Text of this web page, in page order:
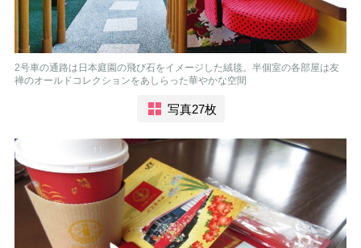
2号車の通路は日本庭園の飛び石をイメージした絨毯。半個室の各部屋は友
禅のオールドコレクションをあしらった華やかな空間
写真27枚